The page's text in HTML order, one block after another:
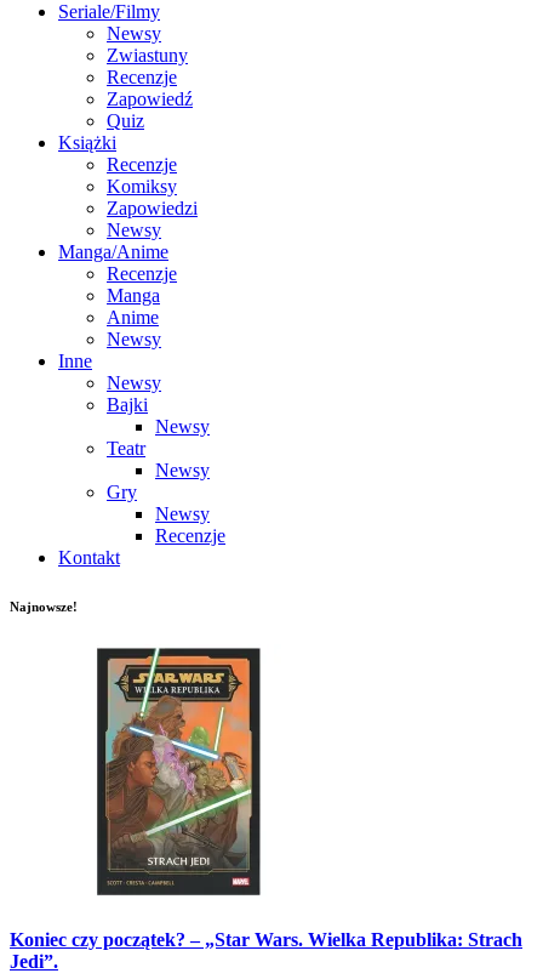
Seriale/Filmy
Newsy
Zwiastuny
Recenzje
Zapowiedź
Quiz
Książki
Recenzje
Komiksy
Zapowiedzi
Newsy
Manga/Anime
Recenzje
Manga
Anime
Newsy
Inne
Newsy
Bajki
Newsy
Teatr
Newsy
Gry
Newsy
Recenzje
Kontakt
Najnowsze!
Koniec czy początek? – „Star Wars. Wielka Republika: Strach
Jedi”.